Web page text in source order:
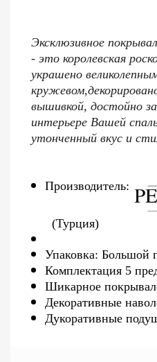
Эксклюзивное
- это королевская
украшено
вышивкой, достойно
интерьере Вашей
утонченный вкус и
Производитель:
(Турция)
Упаковка: Большой
Комплектация 5
Шикарное
Декоративные
Дукоративные